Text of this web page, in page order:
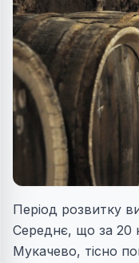
Період розвитку
Середнє, що за 20
Мукачево, тісно